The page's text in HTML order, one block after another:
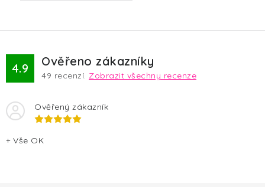
4.9 Ověřeno zákazníky
49 recenzí. Zobrazit všechny recenze
Ověřený zákazník
+ Vše OK